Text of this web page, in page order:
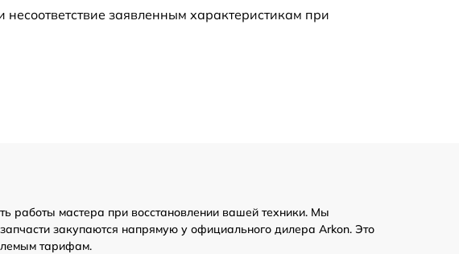
1100 р
450 р
заявленным характеристикам при
работы мастера при восстановлении вашей техники. Мы
закупаются напрямую у официального дилера Arkon. Это
тарифам.